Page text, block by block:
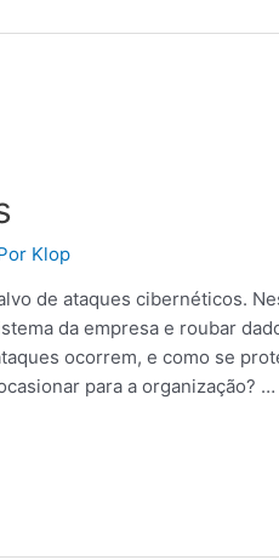
Klop
de ataques cibernéticos.
da empresa e roubar
ocorrem, e como se
para a organização? …